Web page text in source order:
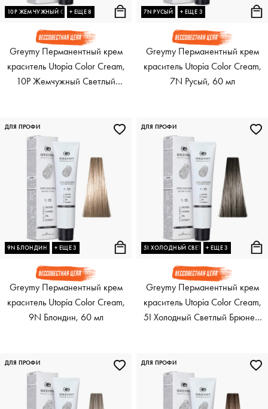
10P ЖЕМЧУЖНЫЙ СВЕТЛЫЙ БЛОНДИН
+ ЕЩЕ 8
Greymy Перманентный крем
краситель Utopia Color Cream,
10P Жемчужный Светлый
7N РУСЫЙ + ЕЩЕ 3
Greymy Перманентный крем
краситель Utopia Color Cream,
7N Русый, 60 мл
9N БЛОНДИН + ЕЩЕ 3
Greymy Перманентный крем
краситель Utopia Color Cream,
9N Блондин, 60 мл
ДЛЯ ПРОФИ
5I ХОЛОДНЫЙ СВЕТЛЫЙ БРЮНЕТ
+ ЕЩЕ 3
Greymy Перманентный крем
краситель Utopia Color Cream,
5I Холодный Светлый Брюнет,
ДЛЯ ПРОФИ
ДЛЯ ПРОФИ ДЛЯ ПРОФИ